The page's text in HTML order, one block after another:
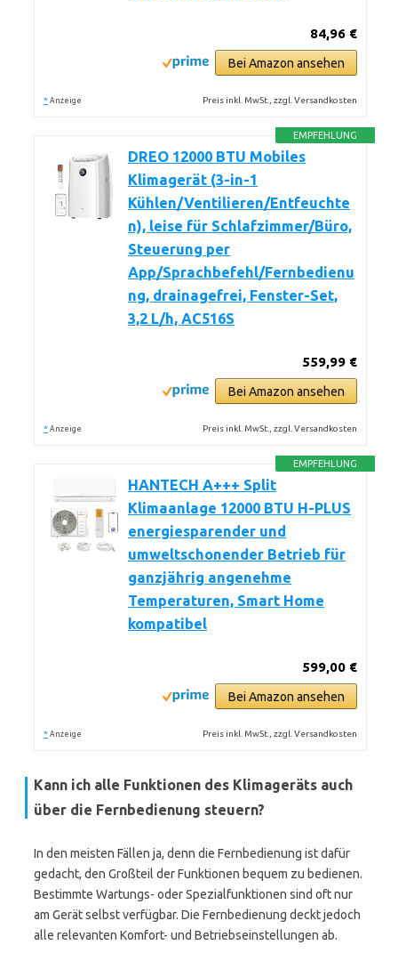
84,96 €
Bei Amazon ansehen
* Anzeige Preis inkl. MwSt., zzgl. Versandkosten
EMPFEHLUNG
DREO 12000 BTU Mobiles
Klimagerät (3-in-1
Kühlen/Ventilieren/Entfeuchte
n), leise für Schlafzimmer/Büro,
Steuerung per
App/Sprachbefehl/Fernbedienu
ng, drainagefrei, Fenster-Set,
3,2 L/h, AC516S
559,99 €
Bei Amazon ansehen
* Anzeige Preis inkl. MwSt., zzgl. Versandkosten
EMPFEHLUNG
HANTECH A+++ Split
Klimaanlage 12000 BTU H-PLUS
energiesparender und
umweltschonender Betrieb für
ganzjährig angenehme
Temperaturen, Smart Home
kompatibel
599,00 €
Bei Amazon ansehen
* Anzeige Preis inkl. MwSt., zzgl. Versandkosten
Kann ich alle Funktionen des Klimageräts auch
über die Fernbedienung steuern?
In den meisten Fällen ja, denn die Fernbedienung ist dafür
gedacht, den Großteil der Funktionen bequem zu bedienen.
Bestimmte Wartungs- oder Spezialfunktionen sind oft nur
am Gerät selbst verfügbar. Die Fernbedienung deckt jedoch
alle relevanten Komfort- und Betriebseinstellungen ab.